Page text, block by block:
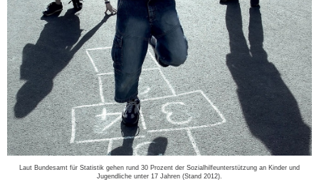
Laut Bundesamt für Statistik gehen rund 30 Prozent der Sozialhilfeunterstützung an Kinder und
Jugendliche unter 17 Jahren (Stand 2012).